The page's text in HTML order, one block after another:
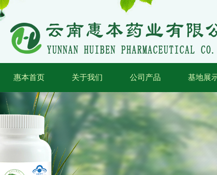
惠本首页 关于我们 公司产品 基地展